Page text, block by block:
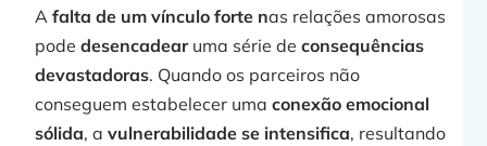
A falta de um vínculo forte nas relações amorosas
podedesencadearuma série deconsequências
devastadoras. Quando os parceiros não
conseguem estabelecer umaconexão emocional
sólida, avulnerabilidade se intensifica, resultando